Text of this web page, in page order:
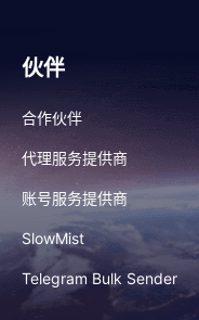
伙伴
合作伙伴
代理服务提供商
账号服务提供商
SlowMist
Telegram Bulk Sender